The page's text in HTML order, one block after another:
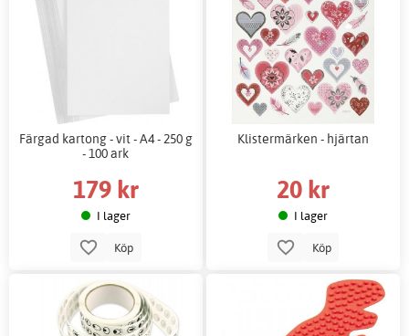
Färgad kartong - vit - A4 - 250 g
- 100 ark
179 kr
I lager
Köp
Klistermärken - hjärtan
20 kr
I lager
Köp